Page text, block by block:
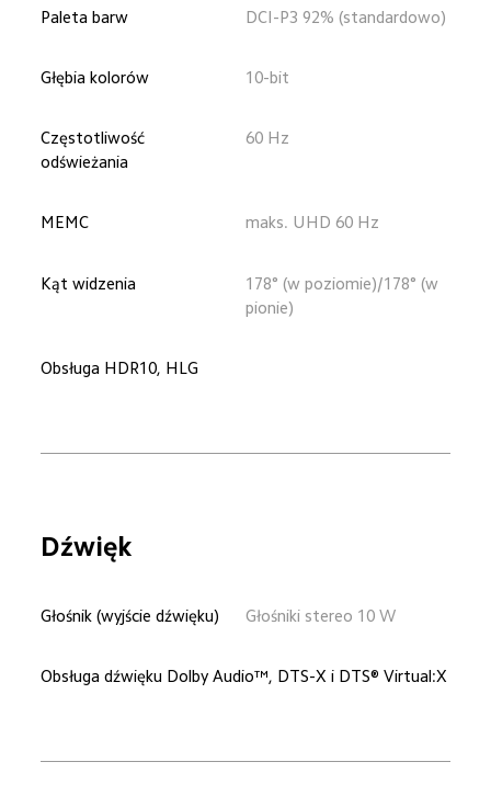
Paleta barw DCI-P3 92% (standardowo)
Głębia kolorów 10-bit
Częstotliwość
odświeżania
60 Hz
MEMC maks. UHD 60 Hz
Kąt widzenia
178° (w poziomie)/178° (w
pionie)
Obsługa HDR10, HLG
Dźwięk
Głośnik (wyjście dźwięku) Głośniki stereo 10 W
Obsługa dźwięku Dolby Audio™, DTS-X i DTS® Virtual:X